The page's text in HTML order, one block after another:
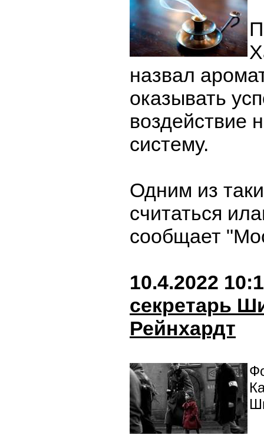
назвал
оказывать
воздействие
систему.
Одним из
считаться
сообщает
10.4.2022
секретарь
Рейнхардт